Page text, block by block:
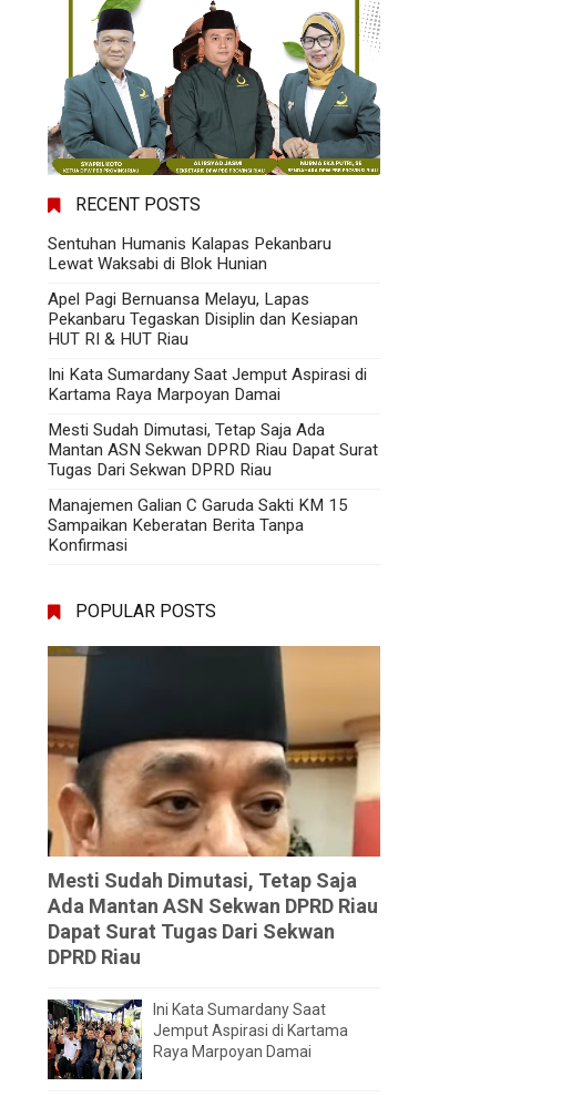
RECENT POSTS
Sentuhan Humanis Kalapas Pekanbaru
Lewat Waksabi di Blok Hunian
Apel Pagi Bernuansa Melayu, Lapas
Pekanbaru Tegaskan Disiplin dan Kesiapan
HUT RI & HUT Riau
Ini Kata Sumardany Saat Jemput Aspirasi di
Kartama Raya Marpoyan Damai
Mesti Sudah Dimutasi, Tetap Saja Ada
Mantan ASN Sekwan DPRD Riau Dapat Surat
Tugas Dari Sekwan DPRD Riau
Manajemen Galian C Garuda Sakti KM 15
Sampaikan Keberatan Berita Tanpa
Konfirmasi
POPULAR POSTS
Mesti Sudah Dimutasi, Tetap Saja
Ada Mantan ASN Sekwan DPRD Riau
Dapat Surat Tugas Dari Sekwan
DPRD Riau
Ini Kata Sumardany Saat
Jemput Aspirasi di Kartama
Raya Marpoyan Damai